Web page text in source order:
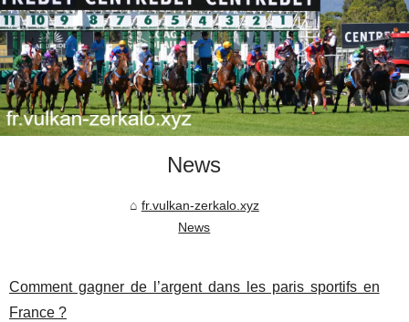
News
fr.vulkan-zerkalo.xyz
News
Comment gagner de l’argent dans les paris sportifs en
France ?